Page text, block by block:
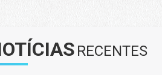
RECENTES